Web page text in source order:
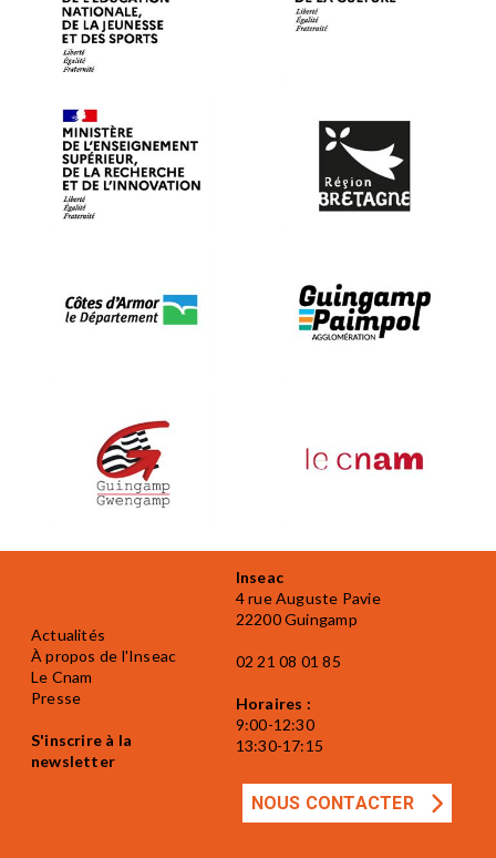
Actualités
À propos de l'Inseac
Le Cnam
Presse
S'inscrire à la
newsletter
Inseac
4 rue Auguste Pavie
22200 Guingamp
02 21 08 01 85
Horaires :
9:00-12:30
13:30-17:15
NOUS CONTACTER